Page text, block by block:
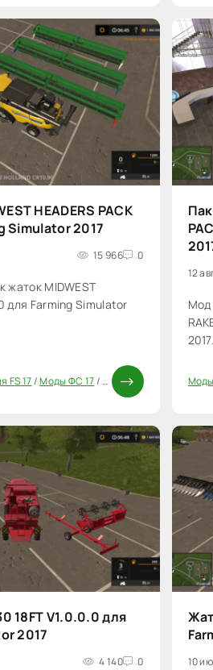
HEADERS PACK
Simulator 2017
15 966 0
жаток MIDWEST
для Farming Simulator
FS 17/Моды ФС 17/ Паки
12
Мод
2017.
20
Моды
18FT V1.0.0.0 для
2017
4 140 0 10